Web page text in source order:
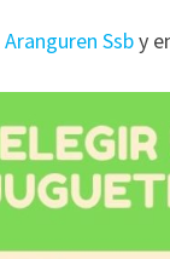
Aranguren Ssby